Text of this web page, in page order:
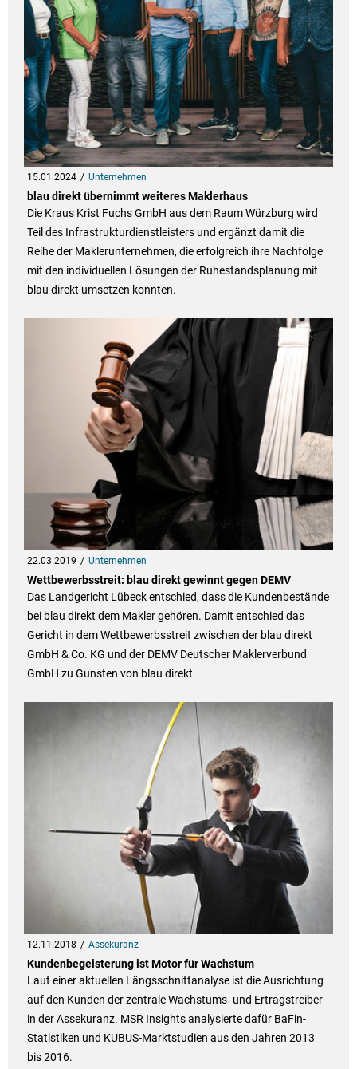
15.01.2024 Unternehmen
blau direkt übernimmt weiteres Maklerhaus
Die Kraus Krist Fuchs GmbH aus dem Raum Würzburg wird
Teil des Infrastrukturdienstleisters und ergänzt damit die
Reihe der Maklerunternehmen, die erfolgreich ihre Nachfolge
mit den individuellen Lösungen der Ruhestandsplanung mit
blau direkt umsetzen konnten.
22.03.2019 Unternehmen
Wettbewerbsstreit: blau direkt gewinnt gegen DEMV
Das Landgericht Lübeck entschied, dass die Kundenbestände
bei blau direkt dem Makler gehören. Damit entschied das
Gericht in dem Wettbewerbsstreit zwischen der blau direkt
GmbH & Co. KG und der DEMV Deutscher Maklerverbund
GmbH zu Gunsten von blau direkt.
12.11.2018 Assekuranz
Kundenbegeisterung ist Motor für Wachstum
Laut einer aktuellen Längsschnittanalyse ist die Ausrichtung
auf den Kunden der zentrale Wachstums- und Ertragstreiber
in der Assekuranz. MSR Insights analysierte dafür BaFin-
Statistiken und KUBUS-Marktstudien aus den Jahren 2013
bis 2016.